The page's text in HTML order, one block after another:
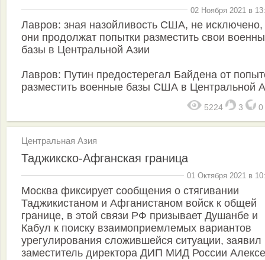
02 Ноября 2021 в
Лавров: зная назойливость США, не исключено,
они продолжат попытки разместить свои
базы в Центральной Азии
Лавров: Путин предостерегал Байдена от
разместить военные базы США в Центральной
5224 3 0
Центральная Азия
Таджикско-Афганская граница
01 Октября 2021 в
Москва фиксирует сообщения о стягивании
Таджикистаном и Афганистаном войск к общей
границе, в этой связи РФ призывает Душанбе и
Кабул к поиску взаимоприемлемых вариантов
урегулирования сложившейся ситуации, заявил
заместитель директора ДИП МИД России